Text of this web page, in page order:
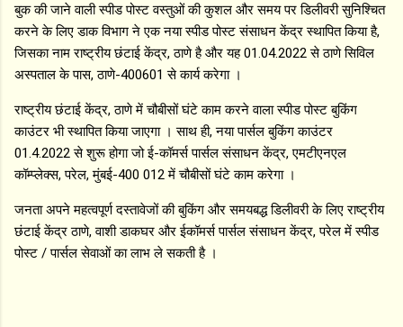
बुक की जाने वाली स्पीड पोस्ट वस्तुओं की कुशल और समय पर डिलीवरी सुनिश्चित
करने के लिए डाक विभाग ने एक नया स्पीड पोस्ट संसाधन केंद्र स्थापित किया है,
जिसका नाम राष्ट्रीय छंटाई केंद्र, ठाणे है और यह 01.04.2022 से ठाणे सिविल
अस्पताल के पास, ठाणे-400601 से कार्य करेगा ।
राष्ट्रीय छंटाई केंद्र, ठाणे में चौबीसों घंटे काम करने वाला स्पीड पोस्ट बुकिंग
काउंटर भी स्थापित किया जाएगा । साथ ही, नया पार्सल बुकिंग काउंटर
01.4.2022 से शुरू होगा जो ई-कॉमर्स पार्सल संसाधन केंद्र, एमटीएनएल
कॉम्प्लेक्स, परेल, मुंबई-400 012 में चौबीसों घंटे काम करेगा ।
जनता अपने महत्वपूर्ण दस्तावेजों की बुकिंग और समयबद्ध डिलीवरी के लिए राष्ट्रीय
छंटाई केंद्र ठाणे, वाशी डाकघर और ईकॉमर्स पार्सल संसाधन केंद्र, परेल में स्पीड
पोस्ट / पार्सल सेवाओं का लाभ ले सकती है ।